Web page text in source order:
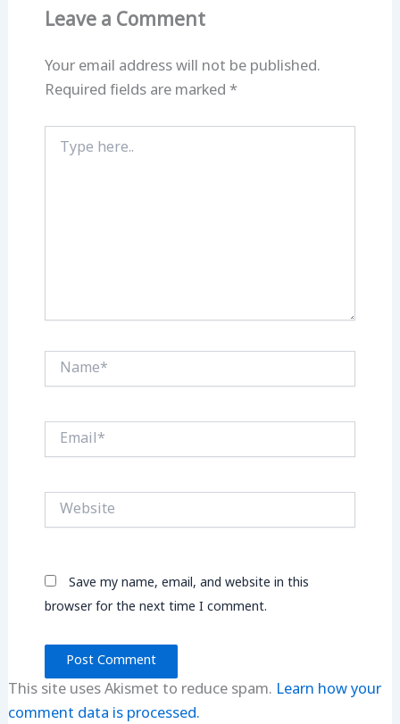
Leave a Comment
Your email address will not be published.
Required fields are marked *
here..
Name*
Email*
Website
Save my name, email, and website in this
browser for the next time I comment.
This site uses Akismet to reduce spam. Learn how your
comment data is processed.